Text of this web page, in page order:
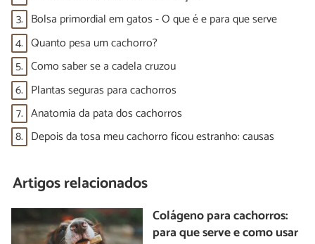
3. Bolsa primordial em gatos - O que é e para que serve
4. Quanto pesa um cachorro?
5. Como saber se a cadela cruzou
6. Plantas seguras para cachorros
7. Anatomia da pata dos cachorros
8. Depois da tosa meu cachorro ficou estranho: causas
Artigos relacionados
Colágeno para cachorros:
para que serve e como usar